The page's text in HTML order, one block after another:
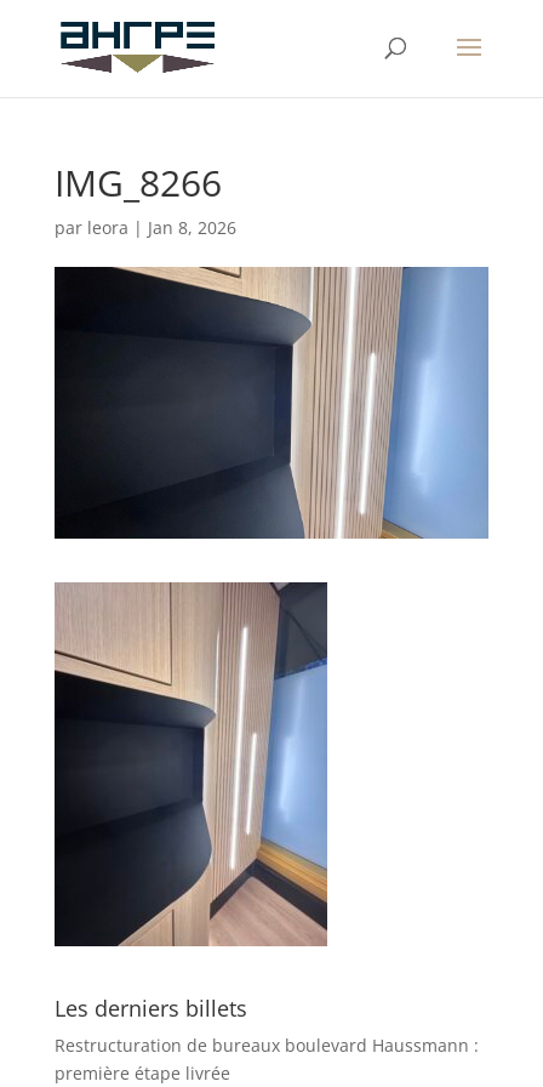
IMG_8266
par leora | Jan 8, 2026
Les derniers billets
Restructuration de bureaux boulevard Haussmann :
première étape livrée